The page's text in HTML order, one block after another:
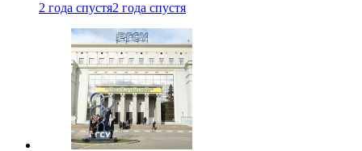
2 года спустя2 года спустя